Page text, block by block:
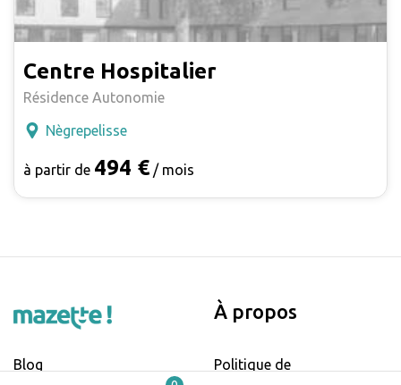
Centre Hospitalier
Résidence Autonomie
Nègrepelisse
à partir de 494 € / mois
Blog
À propos
Politique de